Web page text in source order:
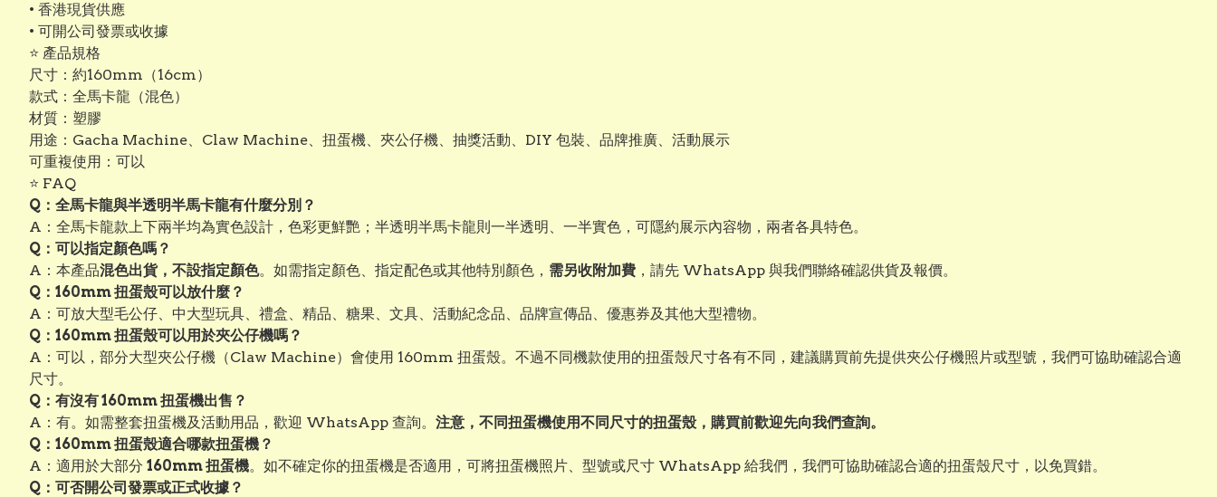
• 香港現貨供應
• 可開公司發票或收據
⭐ 產品規格
尺寸：約160mm（16cm）
款式：全馬卡龍（混色）
材質：塑膠
用途：Gacha Machine、Claw Machine、扭蛋機、夾公仔機、抽獎活動、DIY 包裝、品牌推廣、活動展示
可重複使用：可以
⭐ FAQ
Q：全馬卡龍與半透明半馬卡龍有什麼分別？
A：全馬卡龍款上下兩半均為實色設計，色彩更鮮艷；半透明半馬卡龍則一半透明、一半實色，可隱約展示內容物，兩者各具特色。
Q：可以指定顏色嗎？
A：本產品混色出貨，不設指定顏色。如需指定顏色、指定配色或其他特別顏色， 需另收附加費 ，請先 WhatsApp 與我們聯絡確認供貨及報價。
Q：160mm 扭蛋殼可以放什麼？
A：可放大型毛公仔、中大型玩具、禮盒、精品、糖果、文具、活動紀念品、品牌宣傳品、優惠券及其他大型禮物。
Q：160mm 扭蛋殼可以用於夾公仔機嗎？
A：可以，部分大型夾公仔機（Claw Machine）會使用 160mm 扭蛋殼。不過不同機款使用的扭蛋殼尺寸各有不同，建議購買前先提供夾公仔機照片或型號，我們可協助確認合適
尺寸。
Q：有沒有 160mm 扭蛋機出售？
A：有。如需整套扭蛋機及活動用品，歡迎 WhatsApp 查詢。 注意，不同扭蛋機使用不同尺寸的扭蛋殼，購買前歡迎先向我們查詢。
Q：160mm 扭蛋殼適合哪款扭蛋機？
A：適用於大部分 160mm 扭蛋機。如不確定你的扭蛋機是否適用，可將扭蛋機照片、型號或尺寸 WhatsApp 給我們，我們可協助確認合適的扭蛋殼尺寸，以免買錯。
Q：可否開公司發票或正式收據？